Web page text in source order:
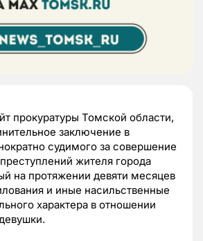
прокуратуры Томской области,
заключение в
судимого за совершение
жителя города
на протяжении девяти месяцев
и иные насильственные
характера в отношении